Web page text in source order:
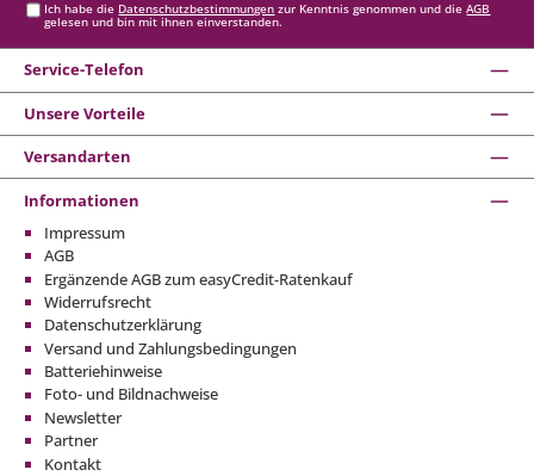
Ich habe die Datenschutzbestimmungen zur Kenntnis genommen und dieAGB
gelesen und bin mit ihnen einverstanden.
Service-Telefon
Unsere Vorteile
Versandarten
Informationen
Impressum
AGB
Ergänzende AGB zum easyCredit-Ratenkauf
Widerrufsrecht
Datenschutzerklärung
Versand und Zahlungsbedingungen
Batteriehinweise
Foto- und Bildnachweise
Newsletter
Partner
Kontakt